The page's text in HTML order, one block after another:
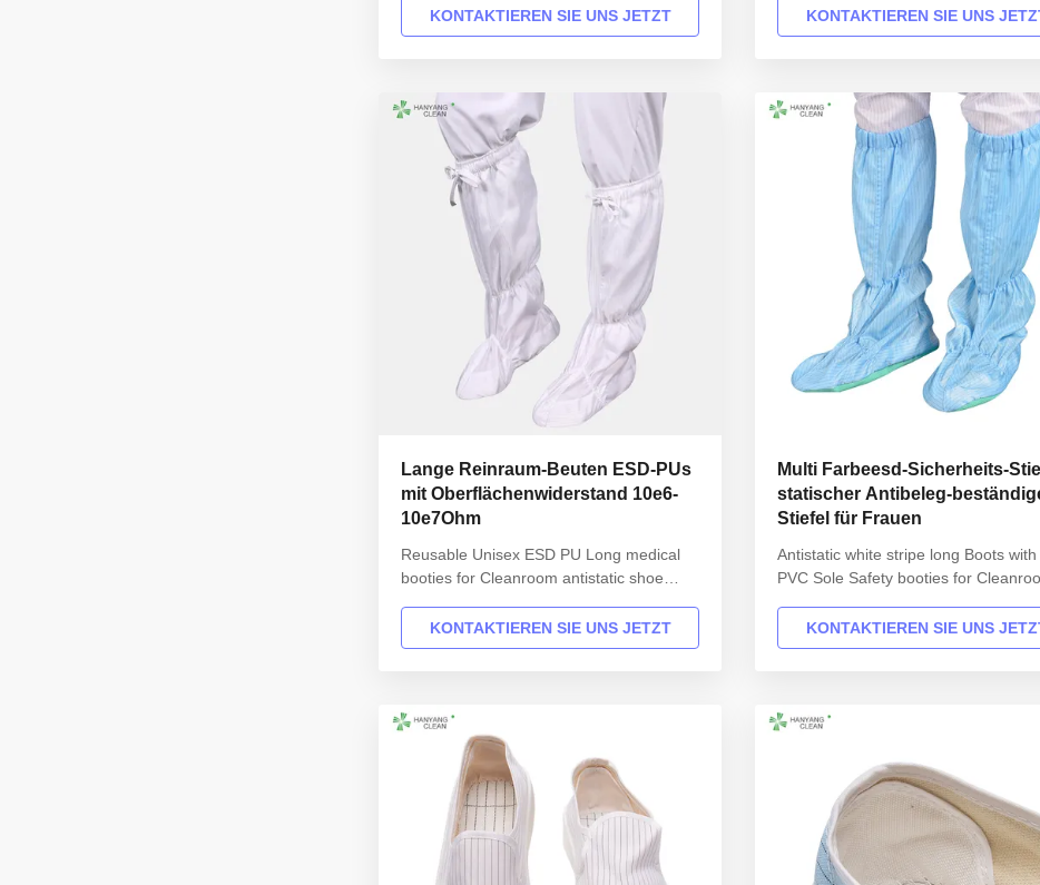
Design: Unisex Sole: High Molecular
Synthetic SPU Upper: High Molecular
resistance: 106-107Ohm Colour: black
Optional accessorie...
KONTAKTIEREN SIE UNS JETZT
Design: Unisex Sole: High Molecular
Synthetic SPU Upper: High Molecular
resistance: 106-107Ohm Colour:
KONTAKTIEREN SIE UNS
Lange Reinraum-Beuten ESD-PUs
mit Oberflächenwiderstand 10e6-
10e7Ohm
Reusable Unisex ESD PU Long medical
booties for Cleanroom antistatic shoe
workwear are made of top quality
materials, which comply with the
INFORMATION Design Unisex Sole Anti
static fabric Upper Anti ...
KONTAKTIEREN SIE UNS JETZT
Multi Farbeesd-Sicherheits-
statischer Antibeleg-
Stiefel für Frauen
Antistatic white stripe long Boots
PVC Sole Safety booties for
workwear are made of top quality
materials,which comply with the
ESD protected areas and
KONTAKTIEREN SIE UNS